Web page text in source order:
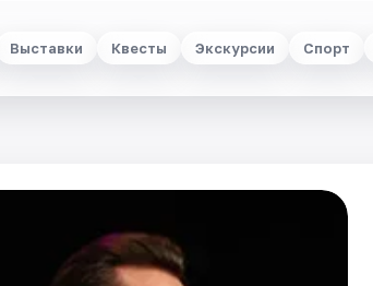
Выставки Квесты Экскурсии Спорт